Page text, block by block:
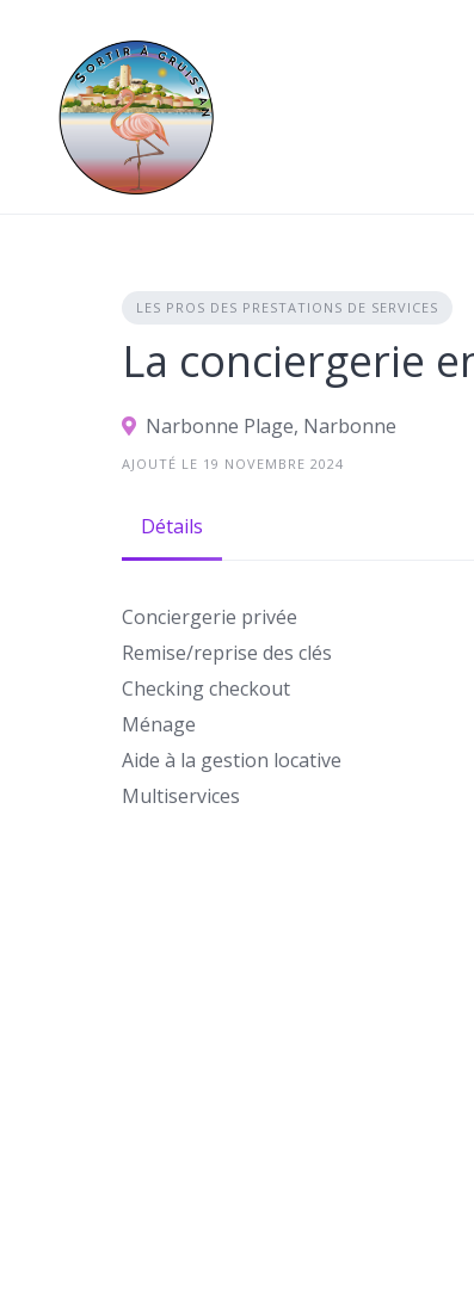
LES PROS DES PRESTATIONS DE SERVICES
La conciergerie
Narbonne Plage, Narbonne
AJOUTÉ LE 19 NOVEMBRE 2024
Détails
Conciergerie privée
Remise/reprise des clés
Checking checkout
Ménage
Aide à la gestion locative
Multiservices